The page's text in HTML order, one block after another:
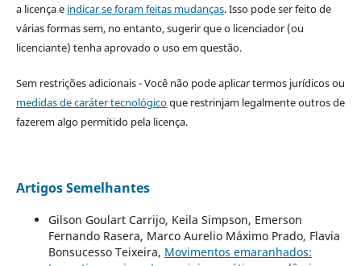
a licença e indicar se foram feitas mudanças. Isso pode ser feito de
várias formas sem, no entanto, sugerir que o licenciador (ou
licenciante) tenha aprovado o uso em questão.
Sem restrições adicionais - Você não pode aplicar termos jurídicos ou
medidas de caráter tecnológicoque restrinjam legalmente outros de
fazerem algo permitido pela licença.
Artigos Semelhantes
Gilson Goulart Carrijo, Keila Simpson, Emerson
Fernando Rasera, Marco Aurelio Máximo Prado, Flavia
Bonsucesso Teixeira, Movimentos emaranhados: